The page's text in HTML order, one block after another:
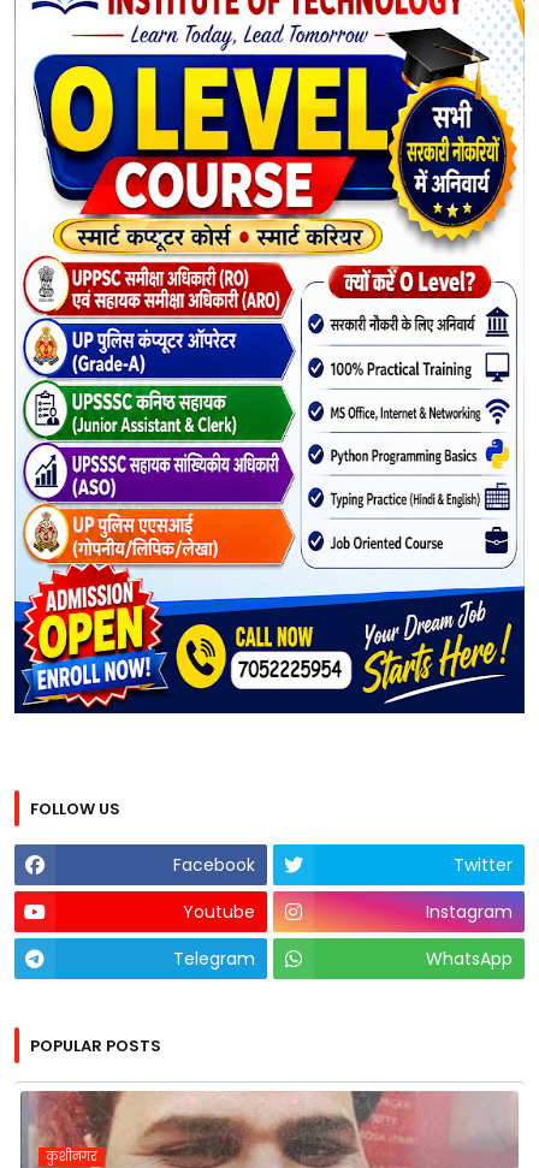
FOLLOW US
Facebook
Twitter
Youtube
Instagram
Telegram
WhatsApp
POPULAR POSTS
कुशीनगर